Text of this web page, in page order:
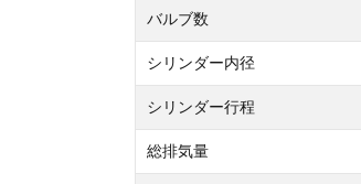
バルブ数
シリンダー内径
シリンダー行程
総排気量